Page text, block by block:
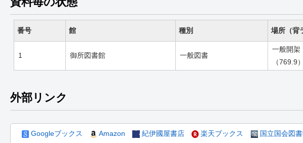
番号 館 種別 場所（背
1 御所図書館 一般図書
一般開架
（769.9）
外部リンク
Googleブックス Amazon 紀伊國屋書店 楽天ブックス 国立国会図